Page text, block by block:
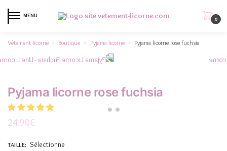
MENU
0
Vêtement licorne » Boutique » Pyjama licorne » Pyjama licorne rose fuchsia
Pyjama licorne rose fuchsia
24.90€
TAILLE: Sélectionne